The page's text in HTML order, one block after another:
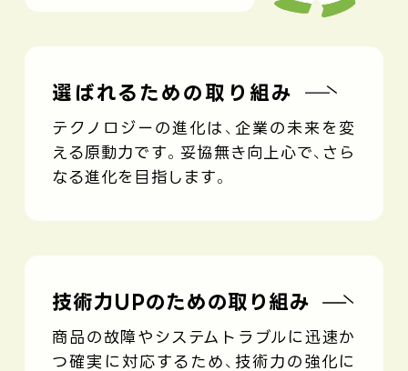
選ばれるための取り組み
テクノロジーの進化は、企業の未来を変
える原動力です。 妥協無き向上心で、さら
なる進化を目指します。
技術力UPのための取り組み
商品の故障やシステムトラブルに迅速か
つ確実に対応するため、技術力の強化に